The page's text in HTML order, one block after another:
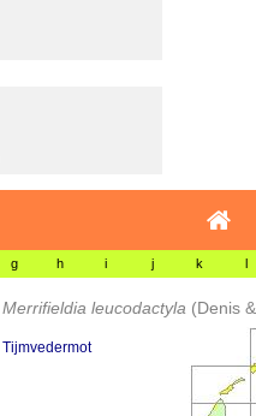
g h i j k l
Merrifieldia leucodactyla (Denis
Tijmvedermot